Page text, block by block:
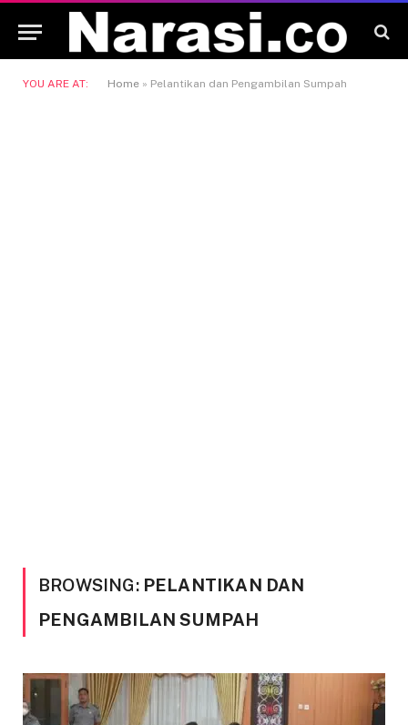
YOU ARE AT: Home » Pelantikan dan Pengambilan Sumpah
BROWSING: PELANTIKAN DAN
PENGAMBILAN SUMPAH